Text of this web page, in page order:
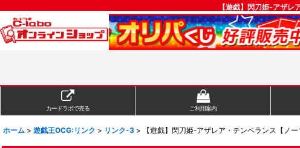
【遊戯】閃刀姫-アザ
カードラボで売る ご利用案内
ホーム > 遊戯王OCG:リンク > リンク-3 > 【遊戯】閃刀姫-アザレア・テンペランス【ノ